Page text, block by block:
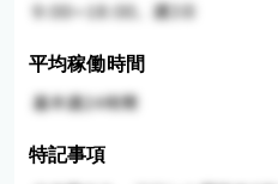
平均稼働時間
特記事項